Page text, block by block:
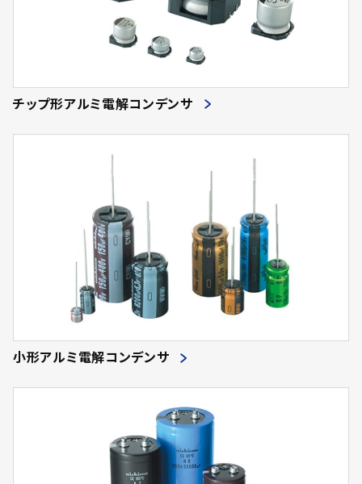
チップ形アルミ電解コンデンサ
小形アルミ電解コンデンサ